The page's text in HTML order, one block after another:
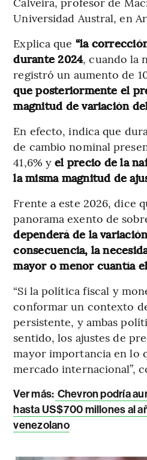
Universidad Austral, en
Explica que “la
durante 2024, cuando la
registró un aumento de
que posteriormente el
magnitud de variación
En efecto, indica que
de cambio nominal
41,6% yel precio de la
la misma magnitud de
Frente a este 2026, dice
panorama exento de
dependerá de la
consecuencia, la
mayor o menor cuantía
“Si la política fiscal y
conformar un contexto
persistente, y ambas
sentido, los ajustes de
mayor importancia en lo
mercado internacional”,
Ver más: Chevron podría
hasta US$700 millones al
venezolano